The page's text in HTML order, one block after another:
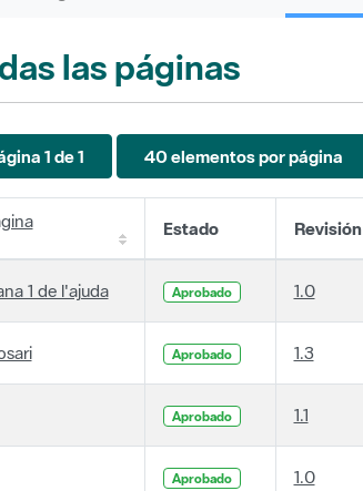
1 de 1 40 elementos por página
Estado Revisión
1 de l'ajuda 1.0
Aprobado 1.3
1.1
Aprobado 1.0